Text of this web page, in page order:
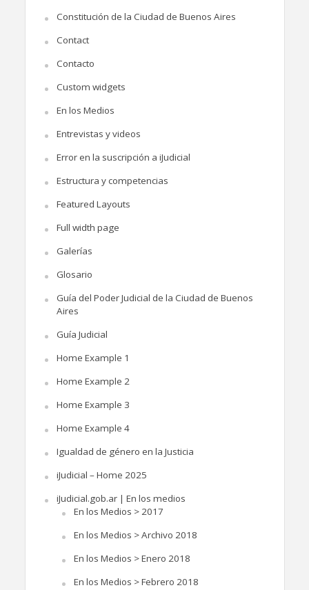
Constitución de la Ciudad de Buenos Aires
Contact
Contacto
Custom widgets
En los Medios
Entrevistas y videos
Error en la suscripción a iJudicial
Estructura y competencias
Featured Layouts
Full width page
Galerías
Glosario
Guía del Poder Judicial de la Ciudad de Buenos
Aires
Guía Judicial
Home Example 1
Home Example 2
Home Example 3
Home Example 4
Igualdad de género en la Justicia
iJudicial – Home 2025
iJudicial.gob.ar | En los medios
En los Medios > 2017
En los Medios > Archivo 2018
En los Medios > Enero 2018
En los Medios > Febrero 2018